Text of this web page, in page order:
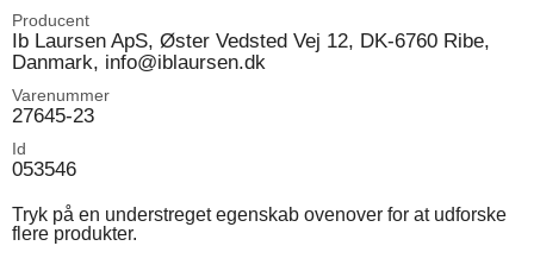
Producent
Ib Laursen ApS, Øster Vedsted Vej 12, DK-6760 Ribe,
Danmark, info@iblaursen.dk
Varenummer
27645-23
Id
053546
Tryk på en understreget egenskab ovenover for at udforske
flere produkter.